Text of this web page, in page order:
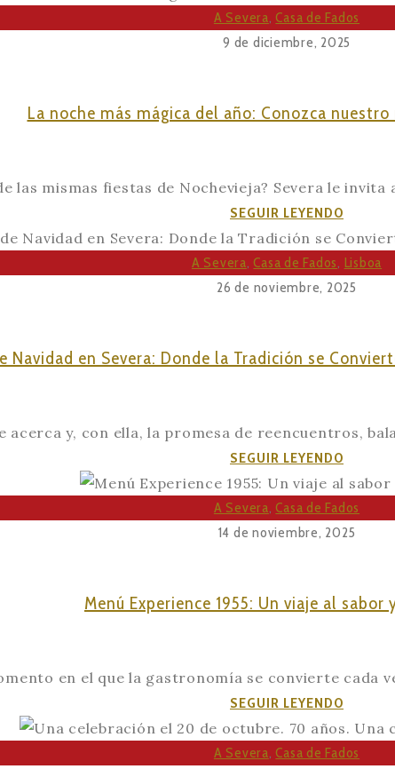
final:
los
que
final
la
noche
A Severa ,Casa de Fados
9 de diciembre, 2025
La noche más mágica del año: Conozca
las mismas fiestas de Nochevieja? Severa le
SEGUIR LEYENDO
noche
más
mágica
de
A Severa ,Casa de Fados Lisboa
26 de noviembre, 2025
Navidad en Severa: Donde la Tradición se
acerca y, con ella, la promesa de reencuentros,
SEGUIR LEYENDO
Cena
de
Navidad
Donde
se
en
la
A Severa ,Casa de Fados
14 de noviembre, 2025
Menú Experience 1955: Un viaje al
en el que la gastronomía se convierte cada
SEGUIR LEYENDO
1955:
A Severa ,Casa de Fados